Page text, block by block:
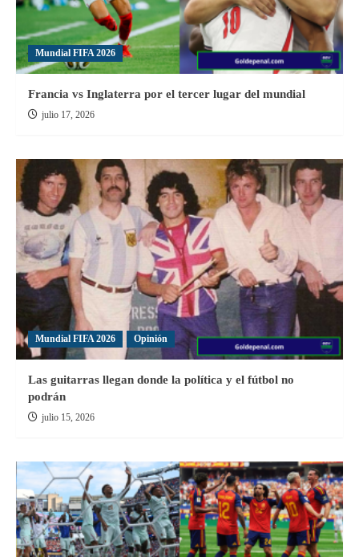
Mundial FIFA 2026
Francia vs Inglaterra por el tercer lugar del mundial
julio 17, 2026
Mundial FIFA 2026 Opinión
Las guitarras llegan donde la política y el fútbol no
podrán
julio 15, 2026